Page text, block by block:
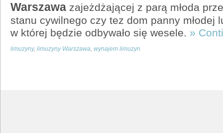
Warszawa zajeżdżającej z parą młoda
stanu cywilnego czy tez dom panny młodej
w której będzie odbywało się wesele. »
limuzyny, limuzyny Warszawa wynajem limuzyn